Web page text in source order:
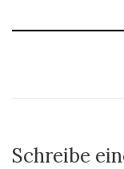
Schreibe